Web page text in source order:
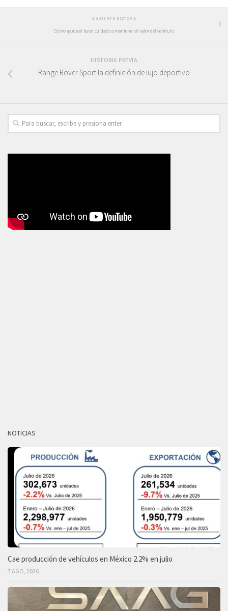
SIGUIENTE HISTORIA
Cómo ayuda el buen cuidado a mantener el valor del vehículo
HISTORIA PREVIA
Range Rover Sport la definición de lujo deportivo
NOTICIAS
Cae producción de vehículos en México 2.2% en julio
7 AGO, 2026